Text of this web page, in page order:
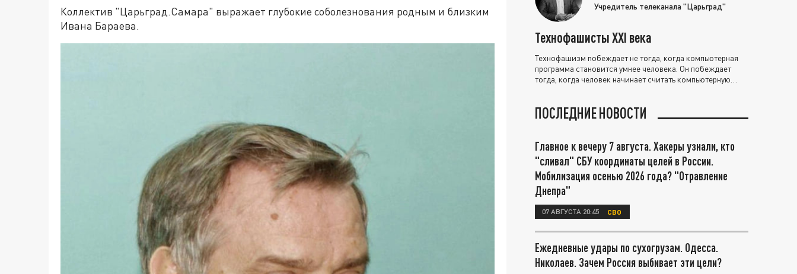
Коллектив "Царьград.Самара" выражает глубокие соболезнования родным и близким
Ивана Бараева.
Учредитель телеканала "Царьград"
Технофашисты XXI века
Технофашизм побеждает не тогда, когда компьютерная
программа становится умнее человека. Он побеждает
тогда, когда человек начинает считать компьютерную
ПОСЛЕДНИЕ НОВОСТИ
Главное к вечеру 7 августа. Хакеры узнали, кто
"сливал" СБУ координаты целей в России.
Мобилизация осенью 2026 года? "Отравление
Днепра"
07 АВГУСТА 20:45 СВО
Ежедневные удары по сухогрузам. Одесса.
Николаев. Зачем Россия выбивает эти цели?